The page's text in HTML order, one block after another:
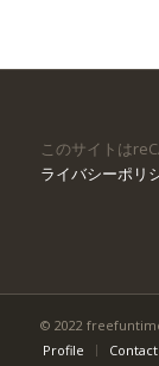
このサイトは
ライバシーポリ
© 2022
Profile
Contact